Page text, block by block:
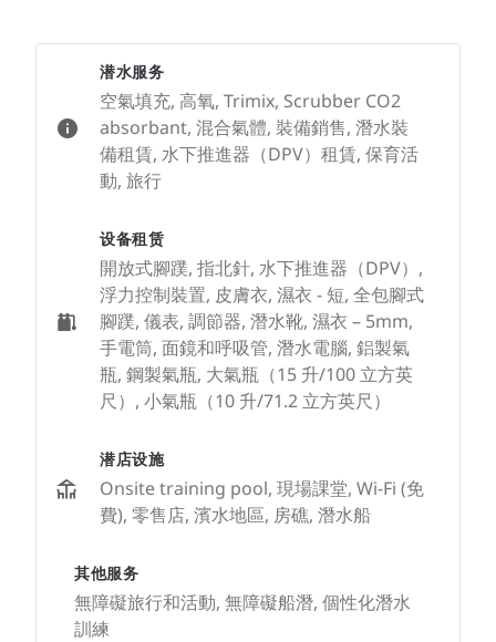
潜水服务
空氣填充, 高氧, Trimix, Scrubber CO2
absorbant, 混合氣體, 裝備銷售, 潛水裝
備租賃, 水下推進器（DPV）租賃, 保育活
動, 旅行
设备租赁
開放式腳蹼, 指北針, 水下推進器（DPV）,
浮力控制裝置, 皮膚衣, 濕衣 - 短, 全包腳式
腳蹼, 儀表, 調節器, 潛水靴, 濕衣 – 5mm,
手電筒, 面鏡和呼吸管, 潛水電腦, 鋁製氣
瓶, 鋼製氣瓶, 大氣瓶（15 升/100 立方英
尺）, 小氣瓶（10 升/71.2 立方英尺）
潜店设施
Onsite training pool, 現場課堂, Wi-Fi (免
費), 零售店, 濱水地區, 房礁, 潛水船
其他服务
無障礙旅行和活動, 無障礙船潛, 個性化潛水
訓練